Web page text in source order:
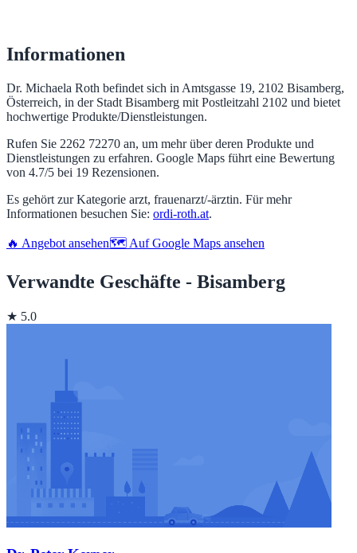
Informationen
Dr. Michaela Roth befindet sich in Amtsgasse 19, 2102 Bisamberg,
Österreich, in der Stadt Bisamberg mit Postleitzahl 2102 und bietet
hochwertige Produkte/Dienstleistungen.
Rufen Sie 2262 72270 an, um mehr über deren Produkte und
Dienstleistungen zu erfahren. Google Maps führt eine Bewertung
von 4.7/5 bei 19 Rezensionen.
Es gehört zur Kategorie arzt, frauenarzt/-ärztin. Für mehr
Informationen besuchen Sie: ordi-roth.at.
🔥 Angebot ansehen🗺️ Auf Google Maps ansehen
Verwandte Geschäfte - Bisamberg
★ 5.0